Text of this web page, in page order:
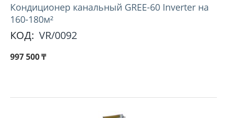
Кондиционер канальный GREE-60 Inverter на
160-180м²
КОД: VR/0092
997 500₸